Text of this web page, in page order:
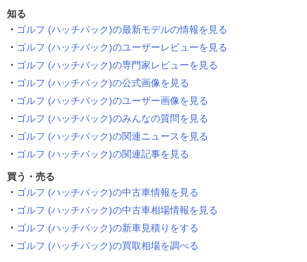
知る
ゴルフ (ハッチバック)の最新モデルの情報を見る
ゴルフ (ハッチバック)のユーザーレビューを見る
ゴルフ (ハッチバック)の専門家レビューを見る
ゴルフ (ハッチバック)の公式画像を見る
ゴルフ (ハッチバック)のユーザー画像を見る
ゴルフ (ハッチバック)のみんなの質問を見る
ゴルフ (ハッチバック)の関連ニュースを見る
ゴルフ (ハッチバック)の関連記事を見る
買う・売る
ゴルフ (ハッチバック)の中古車情報を見る
ゴルフ (ハッチバック)の中古車相場情報を見る
ゴルフ (ハッチバック)の新車見積りをする
ゴルフ (ハッチバック)の買取相場を調べる